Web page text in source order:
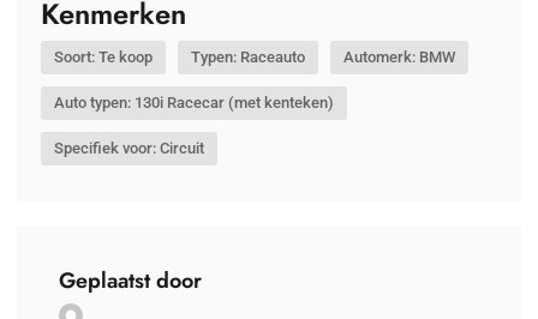
Kenmerken
Soort: Te koop Typen: Raceauto Automerk: BMW
Auto typen: 130i Racecar (met kenteken)
Specifiek voor: Circuit
Geplaatst door